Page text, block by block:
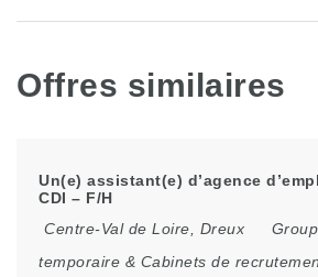
Offres similaires
Un(e) assistant(e) d’agence
CDI – F/H
Centre-Val de Loire, Dreux
temporaire & Cabinets de